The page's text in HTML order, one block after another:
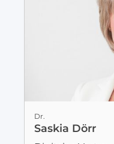
Dr.
Saskia Dörr